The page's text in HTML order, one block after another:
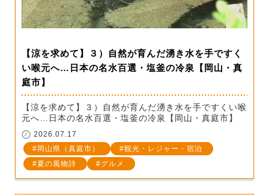
【涼を求めて】３）自然が育んだ湧き水を手ですく
い喉元へ…日本の名水百選・塩釜の冷泉【岡山・真
庭市】
【涼を求めて】３）自然が育んだ湧き水を手ですくい喉
元へ…日本の名水百選・塩釜の冷泉【岡山・真庭市】
2026.07.17
岡山県（真庭市）
観光・レジャー・宿泊
夏の風物詩
グルメ